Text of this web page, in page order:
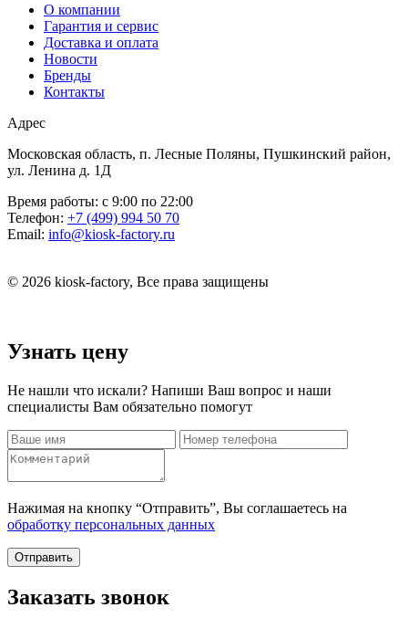
О компании
Гарантия и сервис
Доставка и оплата
Новости
Бренды
Контакты
Адрес
Московская область, п. Лесные Поляны, Пушкинский район,
ул. Ленина д. 1Д
Время работы: с 9:00 по 22:00
Телефон: +7 (499) 994 50 70
Email: info@kiosk-factory.ru
© 2026 kiosk-factory, Все права защищены
Узнать цену
Не нашли что искали? Напиши Ваш вопрос и наши
специалисты Вам обязательно помогут
Нажимая на кнопку “Отправить”, Вы соглашаетесь на
обработку персональных данных
Отправить
Заказать звонок